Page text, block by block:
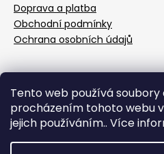
Tento web používá soubory
procházením tohoto webu
jejich používáním.. Více
Doprava a platba
Obchodní podmínky
Ochrana osobních údajů
Přijímáme online